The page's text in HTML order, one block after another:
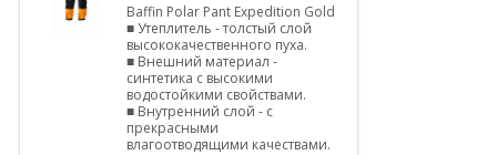
Baffin Polar Pant Expedition Gold
■ Утеплитель - толстый слой
высококачественного пуха.
■ Внешний материал -
синтетика с высокими
водостойкими свойствами.
■ Внутренний слой - с
прекрасными
влагоотводящими качествами.